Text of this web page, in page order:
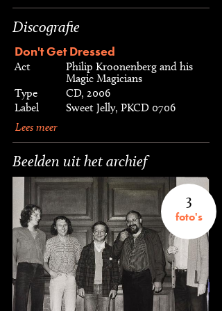
Discografie
Don't Get Dressed
Act
Philip Kroonenberg and his
Magic Magicians
Type
CD, 2006
Label
Sweet Jelly, PKCD 0706
Lees meer
Beelden uit het archief
3
foto's